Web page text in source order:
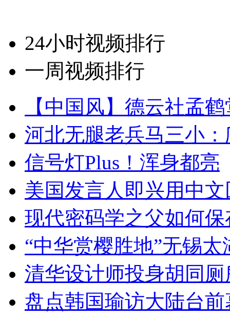
24小时视频排行
一周视频排行
【中国风】德云社孟
河北无腿老兵马三小
信号灯Plus！浑身都亮
美国发言人即兴用中
现代密码学之父如何
“中华赏樱胜地”无锡
清华设计师投身胡同
盘点韩国瑜访大陆台